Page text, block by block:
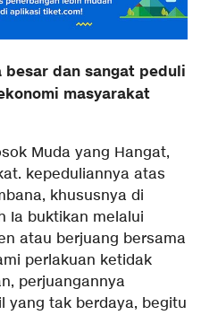
besar dan sangat peduli
masyarakat
Muda yang Hangat,
kepeduliannya atas
khususnya di
Ia buktikan melalui
atau berjuang bersama
perlakuan ketidak
perjuangannya
yang tak berdaya, begitu